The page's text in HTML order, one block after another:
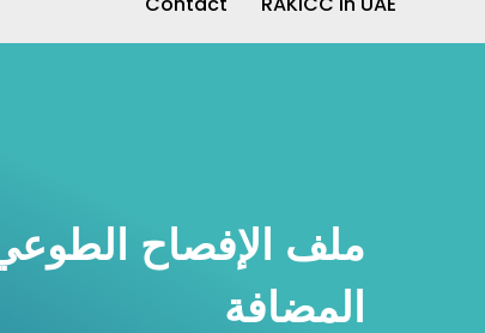
ملف الإفصاح
المضافة